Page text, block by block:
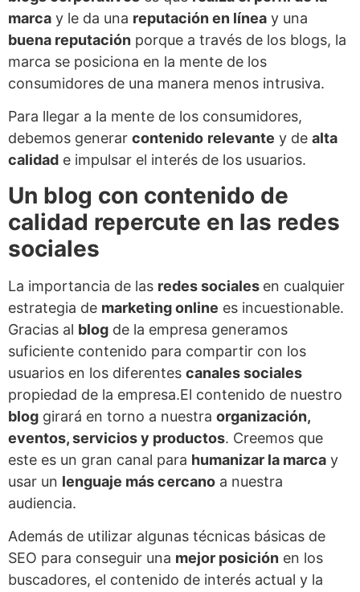
marca y le da una reputación en línea y una
buena reputación porque a través de los blogs, la
marca se posiciona en la mente de los
consumidores de una manera menos intrusiva.
Para llegar a la mente de los consumidores,
debemos generar contenido relevante y de alta
calidad e impulsar el interés de los usuarios.
Un blog con contenido de
calidad repercute en las redes
sociales
La importancia de las redes sociales en cualquier
estrategia de marketing online es incuestionable.
Gracias al blog de la empresa generamos
suficiente contenido para compartir con los
usuarios en los diferentes canales sociales
propiedad de la empresa.El contenido de nuestro
blog girará en torno a nuestra organización,
eventos, servicios y productos. Creemos que
este es un gran canal para humanizar la marca y
usar un lenguaje más cercano a nuestra
audiencia.
Además de utilizar algunas técnicas básicas de
SEO para conseguir una mejor posición en los
buscadores, el contenido de interés actual y la